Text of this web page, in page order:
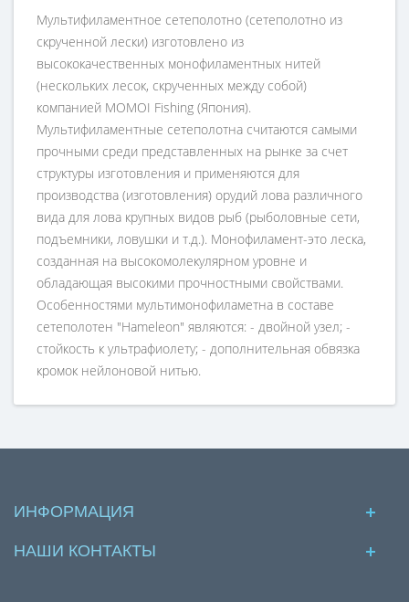
Мультифиламентное сетеполотно (сетеполотно из
скрученной лески) изготовлено из
высококачественных монофиламентных нитей
(нескольких лесок, скрученных между собой)
компанией MOMOI Fishing (Япония).
Мультифиламентные сетеполотна считаются самыми
прочными среди представленных на рынке за счет
структуры изготовления и применяются для
производства (изготовления) орудий лова различного
вида для лова крупных видов рыб (рыболовные сети,
подъемники, ловушки и т.д.). Монофиламент-это леска,
созданная на высокомолекулярном уровне и
обладающая высокими прочностными свойствами.
Особенностями мультимонофиламетна в составе
сетеполотен "Hameleon" являются: - двойной узел; -
стойкость к ультрафиолету; - дополнительная обвязка
кромок нейлоновой нитью.
ИНФОРМАЦИЯ
НАШИ КОНТАКТЫ